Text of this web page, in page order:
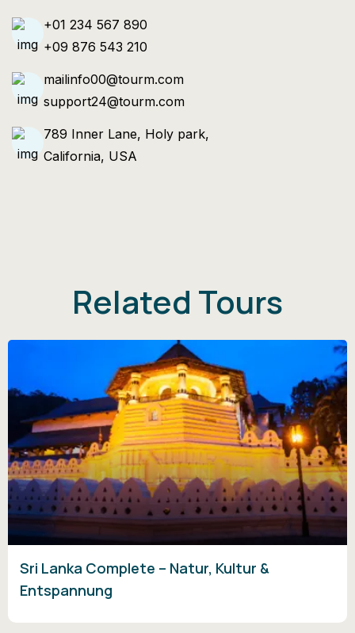
+01 234 567 890
+09 876 543 210
mailinfo00@tourm.com
support24@tourm.com
789 Inner Lane, Holy park,
California, USA
Related Tours
Sri Lanka Complete – Natur, Kultur &
Entspannung